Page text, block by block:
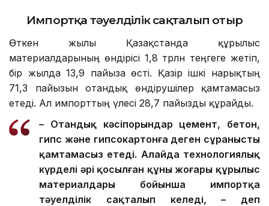
Импортқа тәуелділік сақталып отыр
Өткен жылы Қазақстанда құрылыс
материалдарының өндірісі 1,8 трлн теңгеге жетіп,
бір жылда 13,9 пайызға өсті. Қазір ішкі нарықтың
71,3 пайызын отандық өндірушілер қамтамасыз
етеді. Ал импорттың үлесі 28,7 пайызды құрайды.
– Отандық кәсіпорындар цемент, бетон,
гипс және гипсокартонға деген сұранысты
қамтамасыз етеді. Алайда технологиялық
күрделі әрі қосылған құны жоғары құрылыс
материалдары бойынша импортқа
тәуелділік сақталып келеді, – деп